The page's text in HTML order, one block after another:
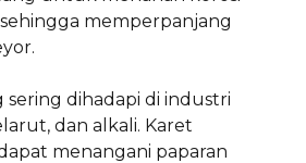
memperpanjang
sering dihadapi di industri
dan alkali. Karet
menangani paparan